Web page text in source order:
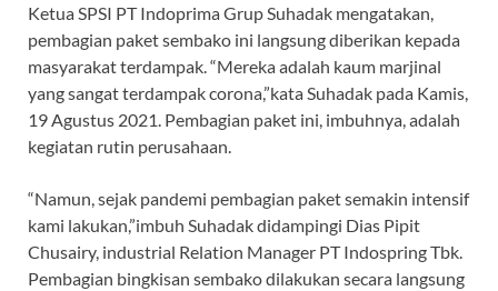
Ketua SPSI PT Indoprima Grup Suhadak mengatakan,
pembagian paket sembako ini langsung diberikan kepada
masyarakat terdampak. “Mereka adalah kaum marjinal
yang sangat terdampak corona,”kata Suhadak pada Kamis,
19 Agustus 2021. Pembagian paket ini, imbuhnya, adalah
kegiatan rutin perusahaan.
“Namun, sejak pandemi pembagian paket semakin intensif
kami lakukan,”imbuh Suhadak didampingi Dias Pipit
Chusairy, industrial Relation Manager PT Indospring Tbk.
Pembagian bingkisan sembako dilakukan secara langsung